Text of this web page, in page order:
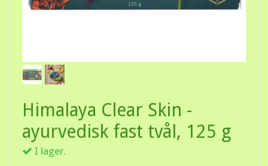
Himalaya Clear Skin -
ayurvedisk fast tvål, 125 g
I lager.